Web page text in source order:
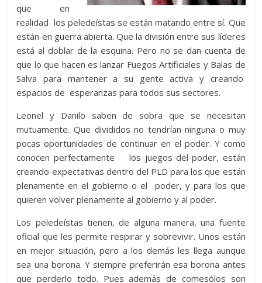
que en
realidad los peledeístas se están matando entre sí. Que
están en guerra abierta. Que la división entre sus líderes
está al doblar de la esquina. Pero no se dan cuenta de
que lo que hacen es lanzar Fuegos Artificiales y Balas de
Salva para mantener a su gente activa y creando
espacios de esperanzas para todos sus sectores.
Leonel y Danilo saben de sobra que se necesitan
mutuamente. Que divididos no tendrían ninguna o muy
pocas oportunidades de continuar en el poder. Y como
conocen perfectamente los juegos del poder, están
creando expectativas dentro del PLD para los que están
plenamente en el gobierno o el poder, y para los que
quieren volver plenamente al gobierno y al poder.
Los peledeístas tienen, de alguna manera, una fuente
oficial que les permite respirar y sobrevivir. Unos están
en mejor situación, pero a los demás les llega aunque
sea una borona. Y siempre preferirán esa borona antes
que perderlo todo. Pues además de comesólos son